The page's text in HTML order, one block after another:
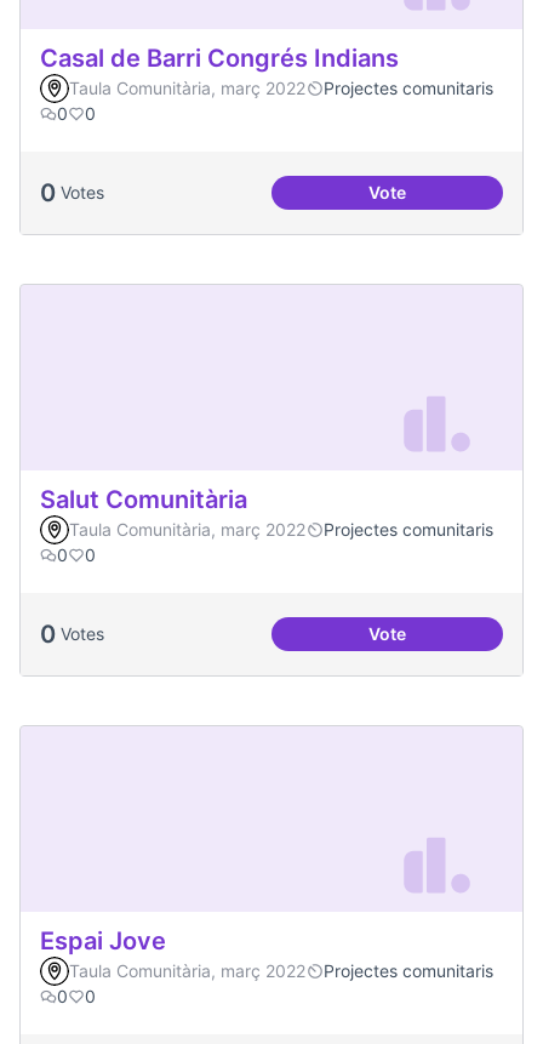
Casal de Barri Congrés Indians
Taula Comunitària, març 2022
Projectes comunitaris
0
0
0 Votes VoteCasal de Barri
Salut Comunitària
Taula Comunitària, març 2022
Projectes comunitaris
0
0
0 Votes VoteSalut Comunitària
Espai Jove
Taula Comunitària, març 2022
Projectes comunitaris
0
0